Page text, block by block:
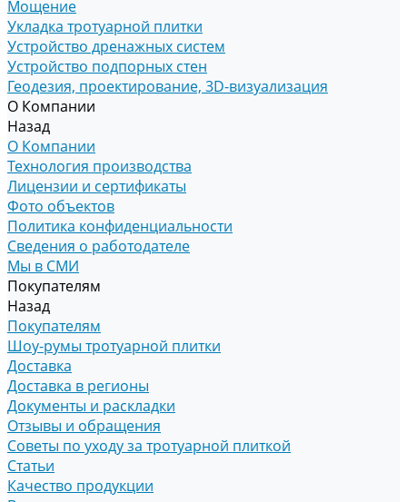
Мощение
Укладка тротуарной плитки
Устройство дренажных систем
Устройство подпорных стен
Геодезия, проектирование, 3D-визуализация
О Компании
Назад
О Компании
Технология производства
Лицензии и сертификаты
Фото объектов
Политика конфиденциальности
Сведения о работодателе
Мы в СМИ
Покупателям
Назад
Покупателям
Шоу-румы тротуарной плитки
Доставка
Доставка в регионы
Документы и раскладки
Отзывы и обращения
Советы по уходу за тротуарной плиткой
Статьи
Качество продукции